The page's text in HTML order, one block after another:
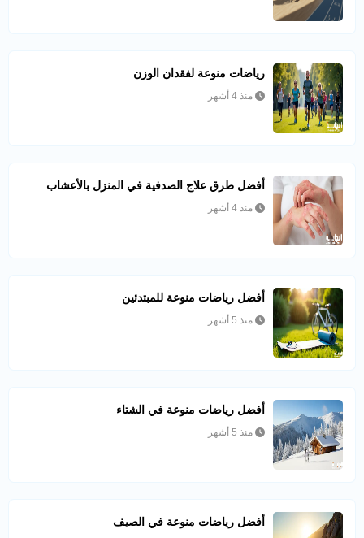
رياضات منوعة لفقدان الوزن
منذ 4 أشهر
أفضل طرق علاج الصدفية في المنزل بالأعشاب
منذ 4 أشهر
أفضل رياضات منوعة للمبتدئين
منذ 5 أشهر
أفضل رياضات منوعة في الشتاء
منذ 5 أشهر
أفضل رياضات منوعة في الصيف